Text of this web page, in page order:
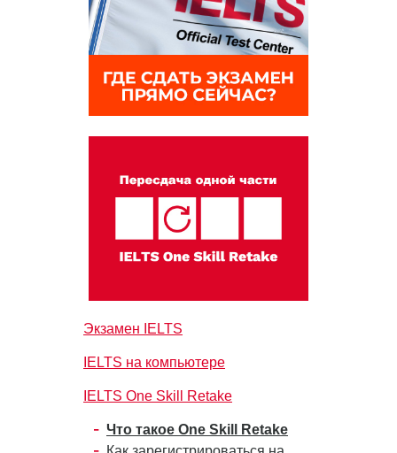
Экзамен IELTS
IELTS на компьютере
IELTS One Skill Retake
Что такое One Skill Retake